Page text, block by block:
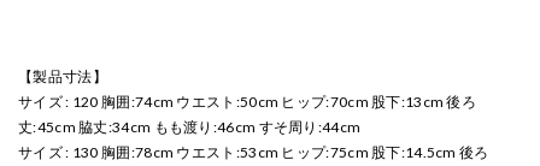
【製品寸法】
サイズ : 120 胸囲:74cm ウエスト:50cm ヒップ:70cm 股下:13cm 後ろ
丈:45cm 脇丈:34cm もも渡り:46cm すそ周り:44cm
サイズ : 130 胸囲:78cm ウエスト:53cm ヒップ:75cm 股下:14.5cm 後ろ